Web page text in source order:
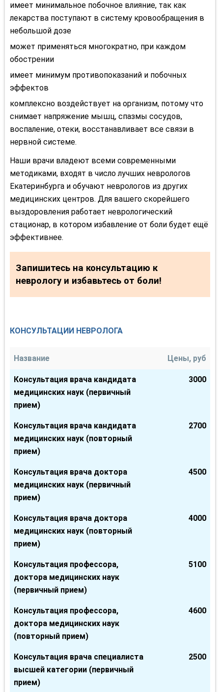
имеет минимальное побочное влияние, так как
лекарства поступают в систему кровообращения в
небольшой дозе
может применяться многократно, при каждом
обострении
имеет минимум противопоказаний и побочных
эффектов
комплексно воздействует на организм, потому что
снимает напряжение мышц, спазмы сосудов,
воспаление, отеки, восстанавливает все связи в
нервной системе.
Наши врачи владеют всеми современными
методиками, входят в число лучших неврологов
Екатеринбурга и обучают неврологов из других
медицинских центров. Для вашего скорейшего
выздоровления работает неврологический
стационар, в котором избавление от боли будет ещё
эффективнее.
Запишитесь на консультацию к
неврологу и избавьтесь от боли!
КОНСУЛЬТАЦИИ НЕВРОЛОГА
Название Цены, руб
Консультация врача кандидата
медицинских наук (первичный
прием)
3000
Консультация врача кандидата
медицинских наук (повторный
прием)
2700
Консультация врача доктора
медицинских наук (первичный
прием)
4500
Консультация врача доктора
медицинских наук (повторный
прием)
4000
Консультация профессора,
доктора медицинских наук
(первичный прием)
5100
Консультация профессора,
доктора медицинских наук
(повторный прием)
4600
Консультация врача специалиста
высшей категории (первичный
прием)
2500